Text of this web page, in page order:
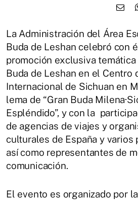
La Administración del Área
Buda de Leshan celebró con
promoción exclusiva temática
Buda de Leshan en el Centro
Internacional de Sichuan en
lema de “Gran Buda
Espléndido”, y con la
de agencias de viajes y
culturales de España y varios
así como representantes de
comunicación.
El evento es organizado por